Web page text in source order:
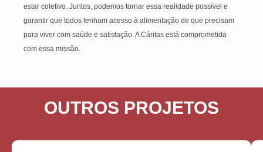
estar coletivo. Juntos, podemos tornar essa realidade possível e
garantir que todos tenham acesso à alimentação de que precisam
para viver com saúde e satisfação. A Cáritas está comprometida
com essa missão.
OUTROS PROJETOS